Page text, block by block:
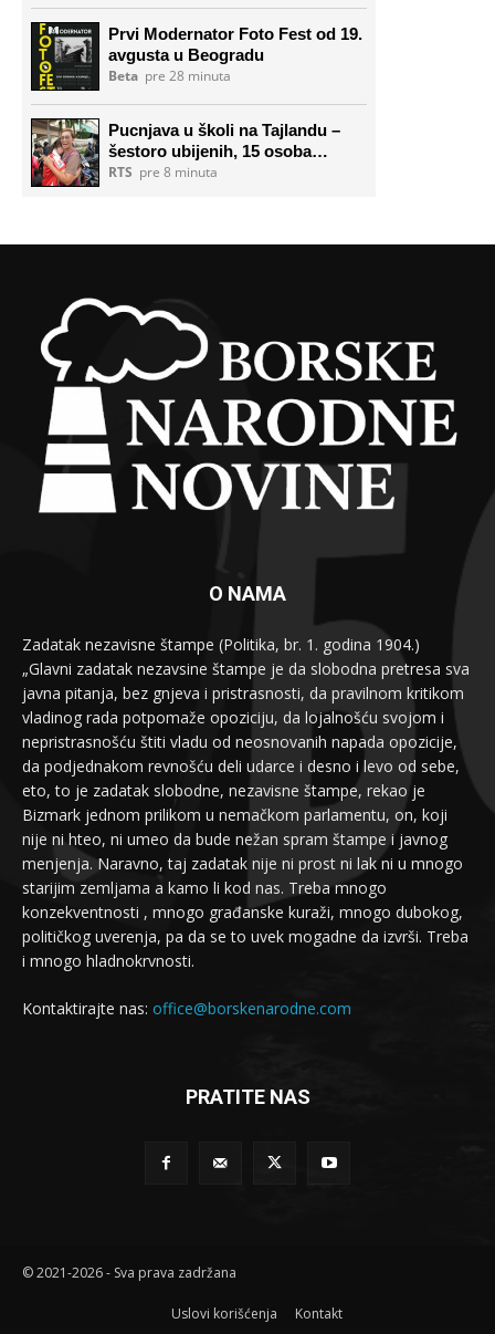
O NAMA
Zadatak nezavisne štampe (Politika, br. 1. godina 1904.)
„Glavni zadatak nezavsine štampe je da slobodna pretresa sva
javna pitanja, bez gnjeva i pristrasnosti, da pravilnom kritikom
vladinog rada potpomaže opoziciju, da lojalnošću svojom i
nepristrasnošću štiti vladu od neosnovanih napada opozicije,
da podjednakom revnošću deli udarce i desno i levo od sebe,
eto, to je zadatak slobodne, nezavisne štampe, rekao je
Bizmark jednom prilikom u nemačkom parlamentu, on, koji
nije ni hteo, ni umeo da bude nežan spram štampe i javnog
menjenja. Naravno, taj zadatak nije ni prost ni lak ni u mnogo
starijim zemljama a kamo li kod nas. Treba mnogo
konzekventnosti , mnogo građanske kuraži, mnogo dubokog,
političkog uverenja, pa da se to uvek mogadne da izvrši. Treba
i mnogo hladnokrvnosti.
Kontaktirajte nas: office@borskenarodne.com
PRATITE NAS
© 2021-2026 - Sva prava zadržana
Uslovi korišćenja Kontakt